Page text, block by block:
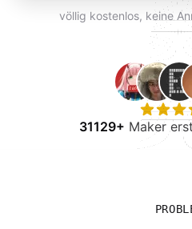
völlig kostenlos, keine
31129+ Maker